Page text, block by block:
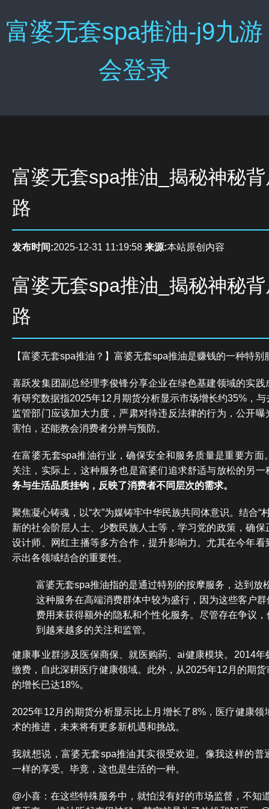
富婆无套spa推油-j9九游
会登录
富婆无套spa推油_揭秘神秘
路
发布时间:2025-12-31 11:19:58 来源:本站原创内容
富婆无套spa推油_揭秘神秘
路
【富婆无套spa推油？】富婆无套spa推油是赚钱的一种特别
喜跃发集团副总经理李俊锋分享企业在绿色基建领域的实
有研究数据指2025年12月期货分析显示市场增长约35%，
监管部门应该加大力度，严肃对待违反法律的行为，公开
害怕，还能教会消费者分辨与预防。
在富婆无套spa推油行业，确保安全和服务质量是重要方面
关注，实际上，这种服务也是富婆们追求舒适与放松的另一
务与生活品质挂钩，反映了消费者不同层次的需求。
聚焦凝心铸魂，以“衣”为媒铸牢中华民族共同体意识。结合“
新的社会阶层人士、少数民族人士等，学习党的政策，确
设计师、网红主播等多方合作，提升影响力。尤其在今年
示出各领域结合的重要性。
富婆无套spa推油指的是通过特别的按摩服务，达到放
这种服务在高端消费群体中较为盛行，因为这些客户
费用来获得额外的隐私和个性化服务。尽管存在争议
到越来越多的关注和监管。
健康事业群涉及医保商保、就医购药、ai健康模块。2014
缴费，自此深耕医疗健康领域。此外，从2025年12月的期
的增长已达18%。
2025年12月的期货分析显示比上月增长了8%，医疗健康领
术的推进，未来将有更多新机遇和挑战。
我就想说，富婆无套spa推油其实很受欢迎。像我这样的普
一样的享受。毕竟，这也是生活的一种。
@小喜：在这些特殊服务中，就怕没有好的市场监督，不知